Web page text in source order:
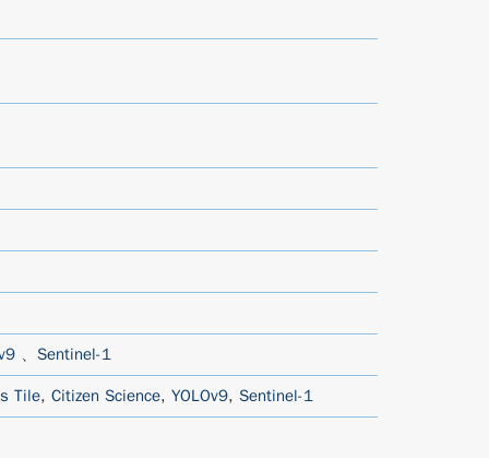
、 Sentinel-1
Tile, Citizen Science, YOLOv9, Sentinel-1